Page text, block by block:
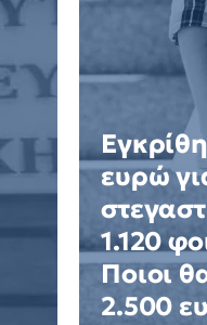
ευρώ
1.120
Ποιοι
2.500